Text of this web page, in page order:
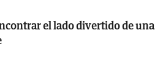
el lado divertido de una